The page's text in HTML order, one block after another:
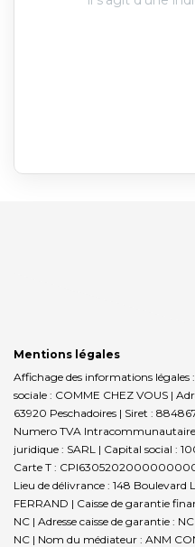
Mentions légales
Affichage des informations légales
sociale : COMME CHEZ VOUS |
63920 Peschadoires | Siret :
Numero TVA
juridique : SARL | Capital social :
Carte T :
Lieu de délivrance : 148
FERRAND | Caisse de garantie
NC | Adresse caisse de garantie :
NC | Nom du médiateur : ANM